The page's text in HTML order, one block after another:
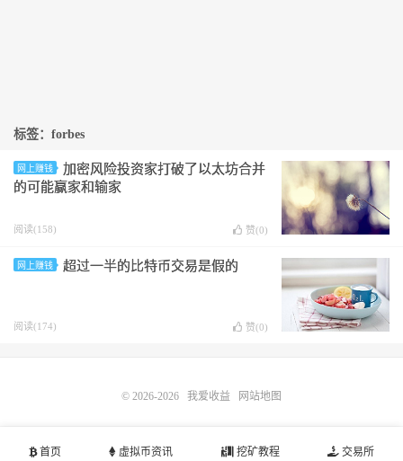
标签：forbes
网上赚钱
加密风险投资家打破了以太坊合并
的可能赢家和输家
阅读(158) 赞(0)
网上赚钱 超过一半的比特币交易是假的
阅读(174) 赞(0)
首页 虚拟币资讯 挖矿教程 交易所
© 2026-2026 我爱收益 网站地图